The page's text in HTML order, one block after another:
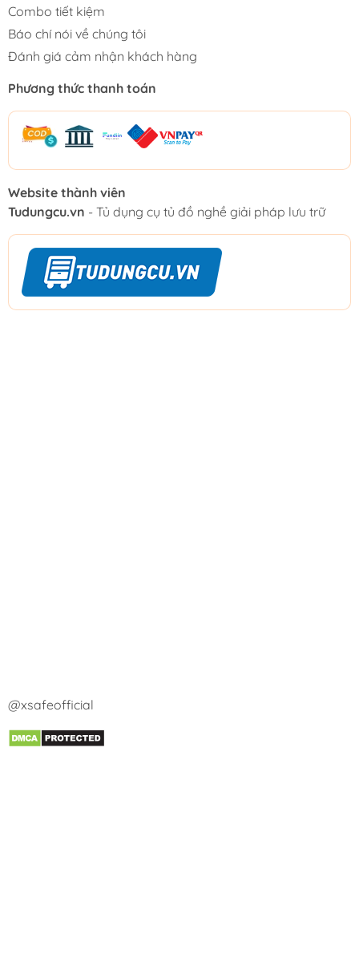
Combo tiết kiệm
Báo chí nói về chúng tôi
Đánh giá cảm nhận khách hàng
Phương thức thanh toán
Website thành viên
Tudungcu.vn - Tủ dụng cụ tủ đồ nghề giải pháp lưu trữ
@xsafeofficial